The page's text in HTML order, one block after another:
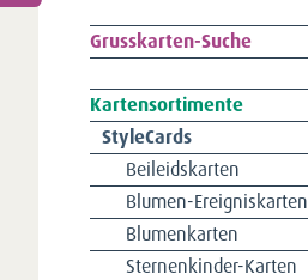
Navigation
überspringen
Grusskarten-Suche
Kartensortimente
Navigation
überspringen
StyleCards
Beileidskarten
Blumen-Ereigniskarten
Blumenkarten
Sternenkinder-Karten